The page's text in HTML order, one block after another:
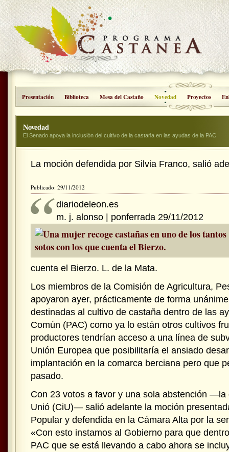
Presentación Biblioteca Mesa del Castaño Novedad Proyectos
Novedad
El Senado apoya la inclusión del cultivo de la castaña en las ayudas de la PAC
La moción defendida por Silvia Franco, salió
Publicado: 29/11/2012
diariodeleon.es
m. j. alonso | ponferrada 29/11/2012
cuenta el Bierzo. L. de la Mata.
Los miembros de la Comisión de Agricultura,
apoyaron ayer, prácticamente de forma
destinadas al cultivo de castaña dentro de las
Común (PAC) como ya lo están otros cultivos
productores tendrían acceso a una línea de
Unión Europea que posibilitaría el ansiado
implantación en la comarca berciana pero que
pasado.
Con 23 votos a favor y una sola abstención
Unió (CiU)— salió adelante la moción
Popular y defendida en la Cámara Alta por la
«Con esto instamos al Gobierno para que
PAC que se está llevando a cabo ahora se